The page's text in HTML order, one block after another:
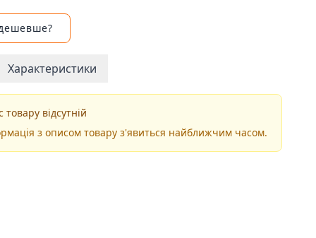
Характеристики
товару відсутній
з описом товару з'явиться найближчим часом.